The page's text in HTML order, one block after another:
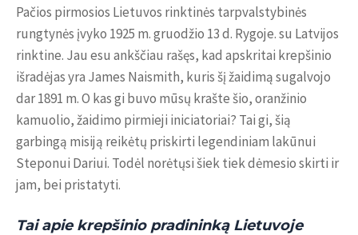
Pačios pirmosios Lietuvos rinktinės tarpvalstybinės
rungtynės įvyko 1925 m. gruodžio 13 d. Rygoje. su Latvijos
rinktine. Jau esu ankščiau rašęs, kad apskritai krepšinio
išradėjas yra James Naismith, kuris šį žaidimą sugalvojo
dar 1891 m. O kas gi buvo mūsų krašte šio, oranžinio
kamuolio, žaidimo pirmieji iniciatoriai? Tai gi, šią
garbingą misiją reikėtų priskirti legendiniam lakūnui
Steponui Dariui. Todėl norėtųsi šiek tiek dėmesio skirti ir
jam, bei pristatyti.
Tai apie krepšinio pradininką Lietuvoje